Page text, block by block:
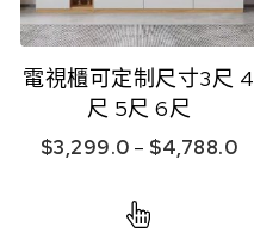
電視櫃可定制尺寸3尺 4
尺 5尺 6尺
$3,299.0 – $4,788.0